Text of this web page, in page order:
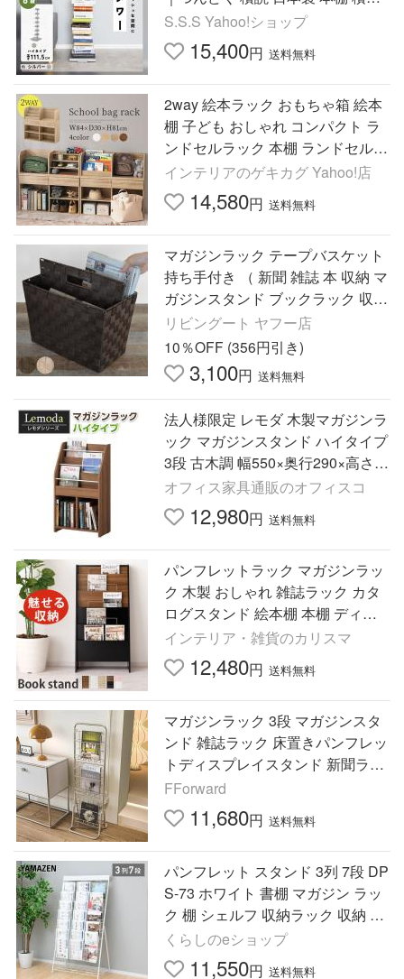
タワー スリム収納
S.S.S Yahoo!ショップ
15,400円 送料無料
2way 絵本ラック おもちゃ箱 絵本
棚 子ども おしゃれ コンパクト ラ
ンドセルラック 本棚 ランドセル
収納 ラック 木製 おもちゃラック
キッズルーム
インテリアのゲキカグ Yahoo!店
14,580円 送料無料
マガジンラック テープバスケット
持ち手付き （ 新聞 雑誌 本 収納 マ
ガジンスタンド ブックラック 収納
ボックス 収納ケース 仕切り付き
持ち運び ）
リビングート ヤフー店
10％OFF (356円引き)
3,100円 送料無料
法人様限定 レモダ 木製マガジンラ
ック マガジンスタンド ハイタイプ
3段 古木調 幅550×奥行290×高さ9
66mm
オフィス家具通販のオフィスコ
12,980円 送料無料
パンフレットラック マガジンラッ
ク 木製 おしゃれ 雑誌ラック カタ
ログスタンド 絵本棚 本棚 ディス
プレイ スリム A4 収納 幅60cm 5段
棚 薄型 スタンド
インテリア・雑貨のカリスマ
12,480円 送料無料
マガジンラック 3段 マガジンスタ
ンド 雑誌ラック 床置きパンフレッ
トディスプレイスタンド 新聞ラッ
ク ショッピングモール 応接室 オ
フィス 展示会 学校
FForward
11,680円 送料無料
パンフレット スタンド 3列 7段 DP
S-73 ホワイト 書棚 マガジン ラッ
ク 棚 シェルフ 収納ラック 収納 カ
タログ カタログスタンド パンフレ
ット 山善 YAMAZEN
くらしのeショップ
11,550円 送料無料